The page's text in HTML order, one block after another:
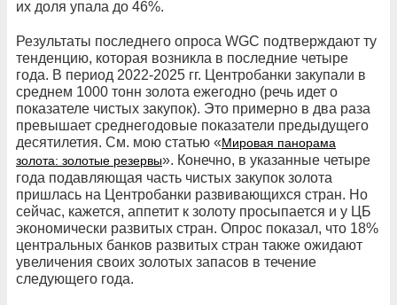
их доля упала до 46%.
Результаты последнего опроса WGC подтверждают ту
тенденцию, которая возникла в последние четыре
года. В период 2022-2025 гг. Центробанки закупали в
среднем 1000 тонн золота ежегодно (речь идет о
показателе чистых закупок). Это примерно в два раза
превышает среднегодовые показатели предыдущего
десятилетия. См. мою статью «Мировая панорама
золота: золотые резервы». Конечно, в указанные четыре
года подавляющая часть чистых закупок золота
пришлась на Центробанки развивающихся стран. Но
сейчас, кажется, аппетит к золоту просыпается и у ЦБ
экономически развитых стран. Опрос показал, что 18%
центральных банков развитых стран также ожидают
увеличения своих золотых запасов в течение
следующего года.